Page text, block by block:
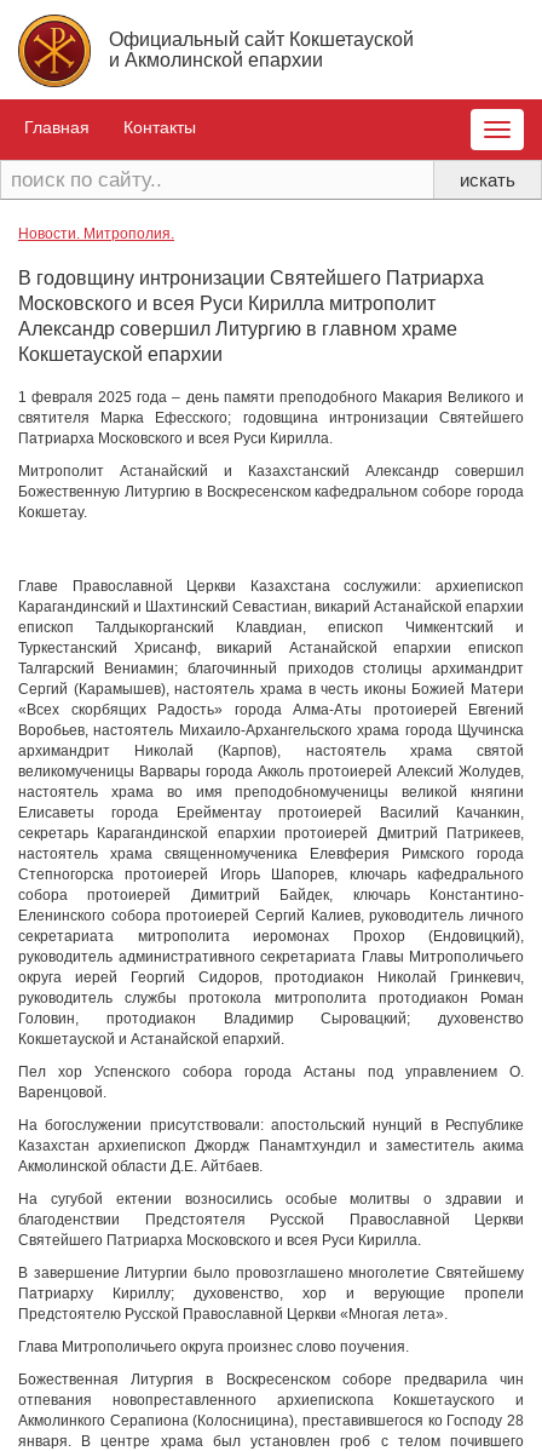
Официальный сайт Кокшетауской
и Акмолинской епархии
Главная Контакты
Toggle
Новости. Митрополия.
В годовщину интронизации Святейшего Патриарха
Московского и всея Руси Кирилла митрополит
Александр совершил Литургию в главном храме
Кокшетауской епархии
1 февраля 2025 года – день памяти преподобного Макария Великого и
святителя Марка Ефесского; годовщина интронизации Святейшего
Патриарха Московского и всея Руси Кирилла.
Митрополит Астанайский и Казахстанский Александр совершил
Божественную Литургию в Воскресенском кафедральном соборе города
Кокшетау.
Главе Православной Церкви Казахстана сослужили: архиепископ
Карагандинский и Шахтинский Севастиан, викарий Астанайской епархии
епископ Талдыкорганский Клавдиан, епископ Чимкентский и
Туркестанский Хрисанф, викарий Астанайской епархии епископ
Талгарский Вениамин; благочинный приходов столицы архимандрит
Сергий (Карамышев), настоятель храма в честь иконы Божией Матери
«Всех скорбящих Радость» города Алма-Аты протоиерей Евгений
Воробьев, настоятель Михаило-Архангельского храма города Щучинска
архимандрит Николай (Карпов), настоятель храма святой
великомученицы Варвары города Акколь протоиерей Алексий Жолудев,
настоятель храма во имя преподобномученицы великой княгини
Елисаветы города Ерейментау протоиерей Василий Качанкин,
секретарь Карагандинской епархии протоиерей Дмитрий Патрикеев,
настоятель храма священномученика Елевферия Римского города
Степногорска протоиерей Игорь Шапорев, ключарь кафедрального
собора протоиерей Димитрий Байдек, ключарь Константино-
Еленинского собора протоиерей Сергий Калиев, руководитель личного
секретариата митрополита иеромонах Прохор (Ендовицкий),
руководитель административного секретариата Главы Митрополичьего
округа иерей Георгий Сидоров, протодиакон Николай Гринкевич,
руководитель службы протокола митрополита протодиакон Роман
Головин, протодиакон Владимир Сыровацкий; духовенство
Кокшетауской и Астанайской епархий.
Пел хор Успенского собора города Астаны под управлением О.
Варенцовой.
На богослужении присутствовали: апостольский нунций в Республике
Казахстан архиепископ Джордж Панамтхундил и заместитель акима
Акмолинской области Д.Е. Айтбаев.
На сугубой ектении возносились особые молитвы о здравии и
благоденствии Предстоятеля Русской Православной Церкви
Святейшего Патриарха Московского и всея Руси Кирилла.
В завершение Литургии было провозглашено многолетие Святейшему
Патриарху Кириллу; духовенство, хор и верующие пропели
Предстоятелю Русской Православной Церкви «Многая лета».
Глава Митрополичьего округа произнес слово поучения.
Божественная Литургия в Воскресенском соборе предварила чин
отпевания новопреставленного архиепископа Кокшетауского и
Акмолинкого Серапиона (Колосницина), преставившегося ко Господу 28
января. В центре храма был установлен гроб с телом почившего